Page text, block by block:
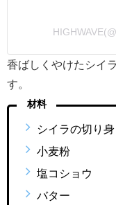
香ばしくやけたシイ
す。
材料
シイラの切り身
小麦粉
塩コショウ
バター